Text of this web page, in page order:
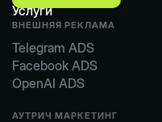
Услуги
ВНЕШНЯЯ РЕКЛАМА
Telegram ADS
Telegram ADS
Facebook ADS
Facebook ADS
OpenAI ADS
АУТРИЧ МАРКЕТИНГ